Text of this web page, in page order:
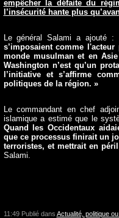
empêcher la défaite du
l’insécurité hante plus
Le général Salami a ajouté :
s’imposaient comme
monde musulman et en
Washington n’est qu’un
l’initiative et s’affirme
politiques de la région. »
Le commandant en chef
islamique a estimé que le
Quand les Occidentaux
que ce processus finirait un
terroristes, et mettrait en
Salami.
11:49 Publié dans Actualité, politique